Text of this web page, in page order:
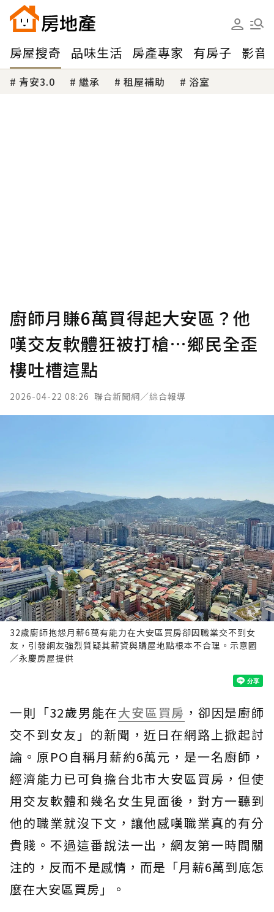
房屋搜奇 品味生活 房產專家 有房子 影音
青安3.0 繼承 租屋補助 浴室
廚師月賺6萬買得起大安區？他
嘆交友軟體狂被打槍…鄉民全歪
樓吐槽這點
2026-04-22 08:26 聯合新聞網／綜合報導
32歲廚師抱怨月薪6萬有能力在大安區買房卻因職業交不到女
友，引發網友強烈質疑其薪資與購屋地點根本不合理。示意圖
／永慶房屋提供
一則「32歲男能在大安區買房 ，卻因是廚師
交不到女友」的新聞，近日在網路上掀起討
論。原PO自稱月薪約6萬元，是一名廚師，
經濟能力已可負擔台北市大安區買房，但使
用交友軟體和幾名女生見面後，對方一聽到
他的職業就沒下文，讓他感嘆職業真的有分
貴賤。不過這番說法一出，網友第一時間關
注的，反而不是感情，而是「月薪6萬到底怎
麼在大安區買房」。